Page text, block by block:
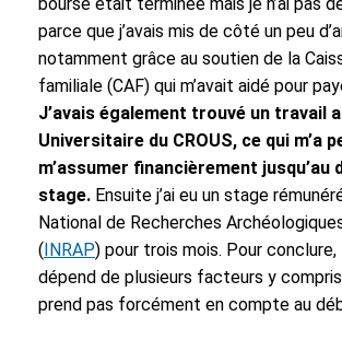
parce que j’avais mis de côté un peu
notamment grâce au soutien de la
familiale (CAF) qui m’avait aidé pour
J’avais également trouvé un travail
Universitaire du CROUS, ce qui m’a
m’assumer financièrement jusqu’au
stage. Ensuite j’ai eu un stage
National de Recherches
(INRAP) pour trois mois. Pour
dépend de plusieurs facteurs y compris
prend pas forcément en compte au